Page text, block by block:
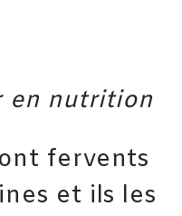
en nutrition
fervents
et ils les